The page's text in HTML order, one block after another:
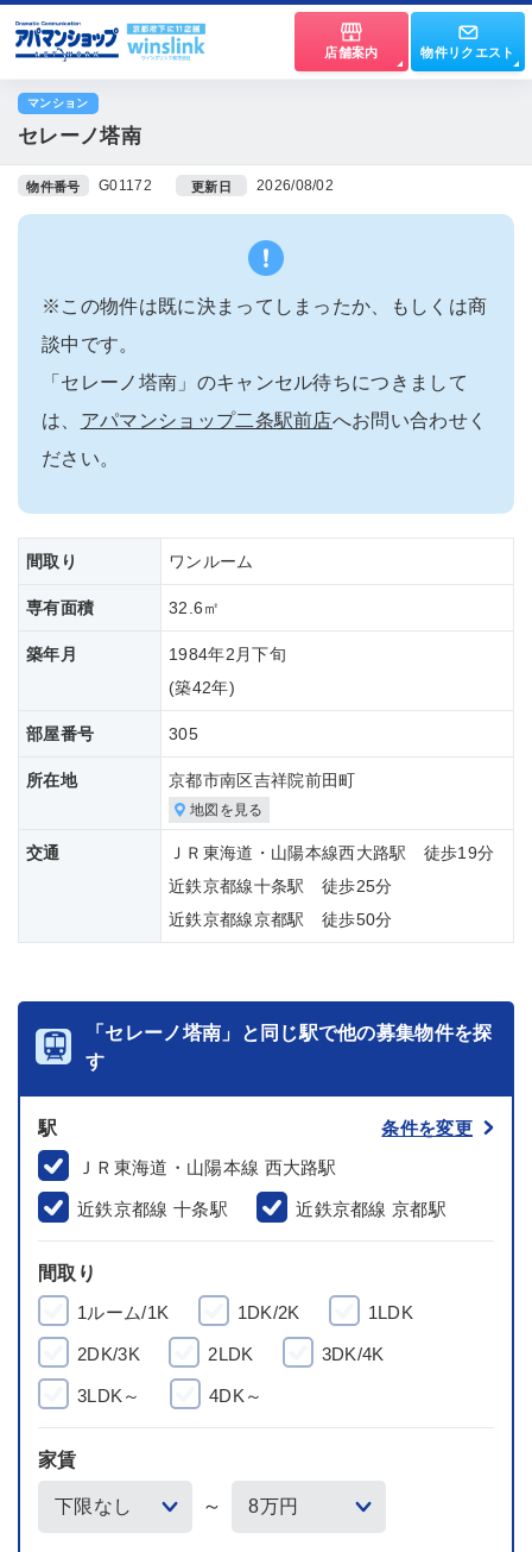
店舗案内 物件リクエスト
マンション
セレーノ塔南
物件番号 G01172 更新日 2026/08/02
※この物件は既に決まってしまったか、もしくは商
談中です。
「セレーノ塔南」のキャンセル待ちにつきまして
は、 アパマンショップ二条駅前店へお問い合わせく
ださい。
間取り ワンルーム
専有面積 32.6㎡
築年月
1984年2月下旬
(築42年)
部屋番号 305
所在地 京都市南区吉祥院前田町
地図を見る
交通
ＪＲ東海道・山陽本線西大路駅 徒歩19分
近鉄京都線十条駅 徒歩25分
近鉄京都線京都駅 徒歩50分
「セレーノ塔南」と同じ駅で他の募集物件を探
す
駅
条件を変更
ＪＲ東海道・山陽本線 西大路駅
近鉄京都線 十条駅 近鉄京都線 京都駅
間取り
1ルーム/1K
1DK/2K 1LDK
2DK/3K 2LDK 3DK/4K
3LDK～ 4DK～
家賃
～